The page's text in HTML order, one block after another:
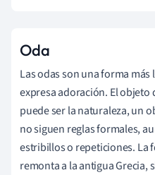
Oda
Las odas son una forma
expresa adoración. El
puede ser la naturaleza, un
no siguen reglas formales,
estribillos o repeticiones. La
remonta a la antigua Grecia,